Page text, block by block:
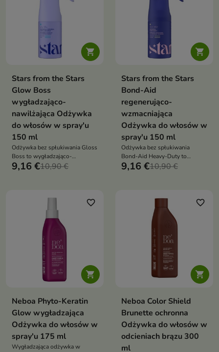

Stars from the Stars
Glow Boss
wygładzająco-
nawilżająca Odżywka
do włosów w spray'u
150 ml
Odżywka bez spłukiwania Gloss
Boss to wygładzająco-
nawilżająca pielęgnacja, która
9,16 €10,90 €

Stars from the Stars
Bond-Aid
regenerująco-
wzmacniająca
Odżywka do włosów w
spray'u 150 ml
Odżywka bez spłukiwania
Bond-Aid Heavy-Duty to
intensywna regeneracja, która
9,16 €10,90 €

favorite_border
Neboa Phyto-Keratin
Glow wygładzająca
Odżywka do włosów w
spray'u 175 ml
Wygładzająca odżywka w

favorite_border
Neboa Color Shield
Brunette ochronna
Odżywka do włosów w
odcieniach brązu 300
ml